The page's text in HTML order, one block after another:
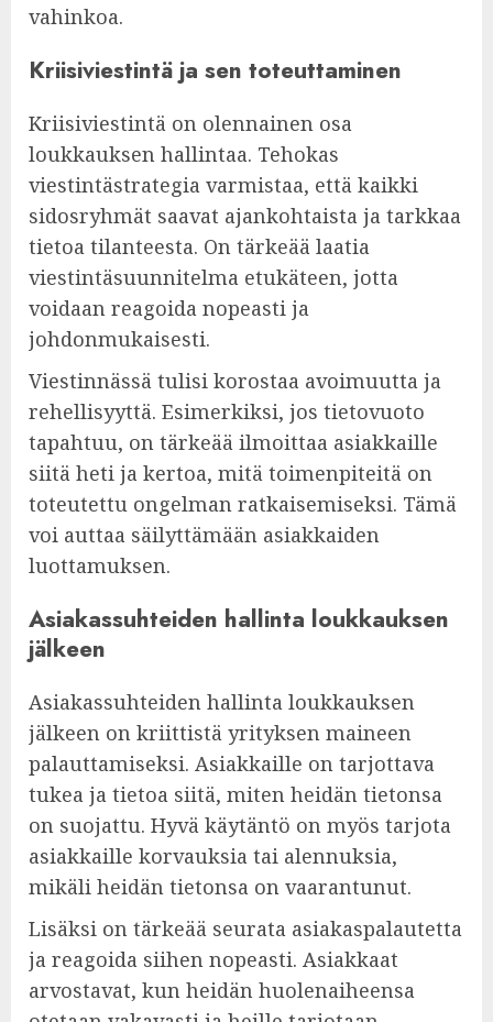
vahinkoa.
Kriisiviestintä ja sen toteuttaminen
Kriisiviestintä on olennainen osa
loukkauksen hallintaa. Tehokas
viestintästrategia varmistaa, että kaikki
sidosryhmät saavat ajankohtaista ja tarkkaa
tietoa tilanteesta. On tärkeää laatia
viestintäsuunnitelma etukäteen, jotta
voidaan reagoida nopeasti ja
johdonmukaisesti.
Viestinnässä tulisi korostaa avoimuutta ja
rehellisyyttä. Esimerkiksi, jos tietovuoto
tapahtuu, on tärkeää ilmoittaa asiakkaille
siitä heti ja kertoa, mitä toimenpiteitä on
toteutettu ongelman ratkaisemiseksi. Tämä
voi auttaa säilyttämään asiakkaiden
luottamuksen.
Asiakassuhteiden hallinta loukkauksen
jälkeen
Asiakassuhteiden hallinta loukkauksen
jälkeen on kriittistä yrityksen maineen
palauttamiseksi. Asiakkaille on tarjottava
tukea ja tietoa siitä, miten heidän tietonsa
on suojattu. Hyvä käytäntö on myös tarjota
asiakkaille korvauksia tai alennuksia,
mikäli heidän tietonsa on vaarantunut.
Lisäksi on tärkeää seurata asiakaspalautetta
ja reagoida siihen nopeasti. Asiakkaat
arvostavat, kun heidän huolenaiheensa